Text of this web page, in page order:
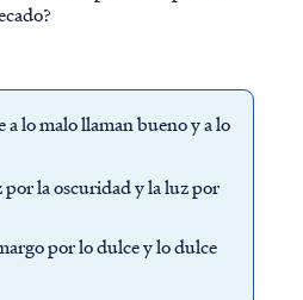
a lo malo llaman bueno y a lo
la oscuridad y la luz por
por lo dulce y lo dulce